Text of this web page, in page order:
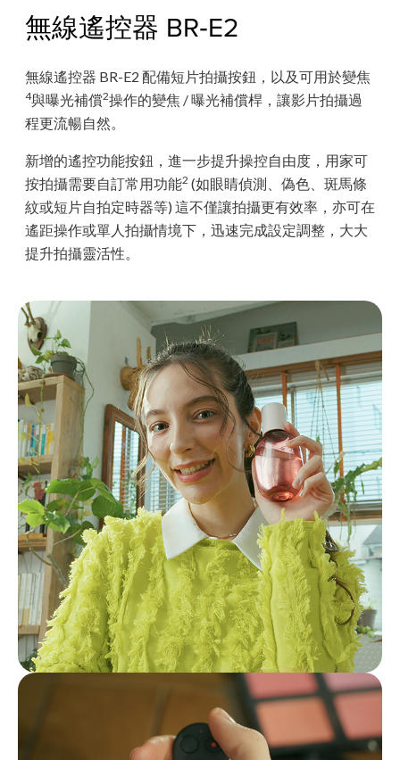
無線遙控器 BR‑E2
無線遙控器 BR-E2 配備短片拍攝按鈕，以及可用於變焦
4與曝光補償2操作的變焦 / 曝光補償桿，讓影片拍攝過
程更流暢自然。
新增的遙控功能按鈕，進一步提升操控自由度，用家可
按拍攝需要自訂常用功能2 (如眼睛偵測、偽色、斑馬條
紋或短片自拍定時器等) 這不僅讓拍攝更有效率，亦可在
遙距操作或單人拍攝情境下，迅速完成設定調整，大大
提升拍攝靈活性。